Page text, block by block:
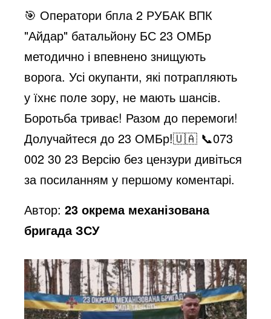
y
V
i
d
e
🎯 Оператори бпла 2 РУБАК ВПК
"Айдар" батальйону БС 23 ОМБр
методично і впевнено знищують
ворога. Усі окупанти, які потрапляють
у їхнє поле зору, не мають шансів.
Боротьба триває! Разом до перемоги!
Долучайтеся до 23 ОМБр!🇺🇦 📞073
002 30 23 Версію без цензури дивіться
за посиланням у першому коментарі.
Автор:23 окрема механізована
бригада ЗСУ